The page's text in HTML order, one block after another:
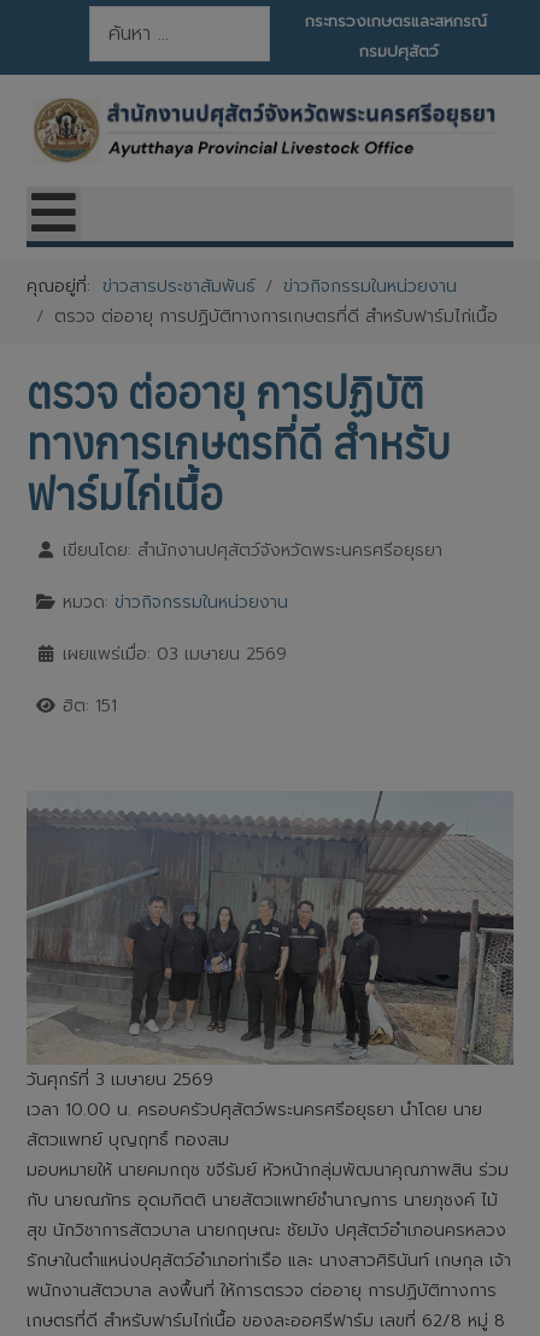
การค้นหา
กระทรวงเกษตรและสหกรณ์
กรมปศุสัตว์
คุณอยู่ที่: ข่าวสารประชาสัมพันธ์
ข่าวกิจกรรมในหน่วยงาน
ตรวจ ต่ออายุ การปฏิบัติทางการเกษตรที่ดี สำหรับฟาร์มไก่เนื้อ
ตรวจ ต่ออายุ การปฏิบัติ
ทางการเกษตรที่ดี สำหรับ
ฟาร์มไก่เนื้อ
เขียนโดย: สำนักงานปศุสัตว์จังหวัดพระนครศรีอยุธยา
หมวด: ข่าวกิจกรรมในหน่วยงาน
เผยแพร่เมื่อ: 03 เมษายน 2569
ฮิต: 151
วันศุกร์ที่ 3 เมษายน 2569
เวลา 10.00 น. ครอบครัวปศุสัตว์พระนครศรีอยุธยา นำโดย นาย
สัตวแพทย์ บุญฤทธิ์ ทองสม
มอบหมายให้ นายคมกฤช ขจีรัมย์ หัวหน้ากลุ่มพัฒนาคุณภาพสิน ร่วม
กับ นายณภัทร อุดมกิตติ นายสัตวแพทย์ชำนาญการ นายภุชงค์ ไม้
สุข นักวิชาการสัตวบาล นายกฤษณะ ชัยมัง ปศุสัตว์อำเภอนครหลวง
รักษาในตำแหน่งปศุสัตว์อำเภอท่าเรือ และ นางสาวศิรินันท์ เกษกุล เจ้า
พนักงานสัตวบาล ลงพื้นที่ ให้การตรวจ ต่ออายุ การปฏิบัติทางการ
เกษตรที่ดี สำหรับฟาร์มไก่เนื้อ ของละออศรีฟาร์ม เลขที่ 62/8 หมู่ 8